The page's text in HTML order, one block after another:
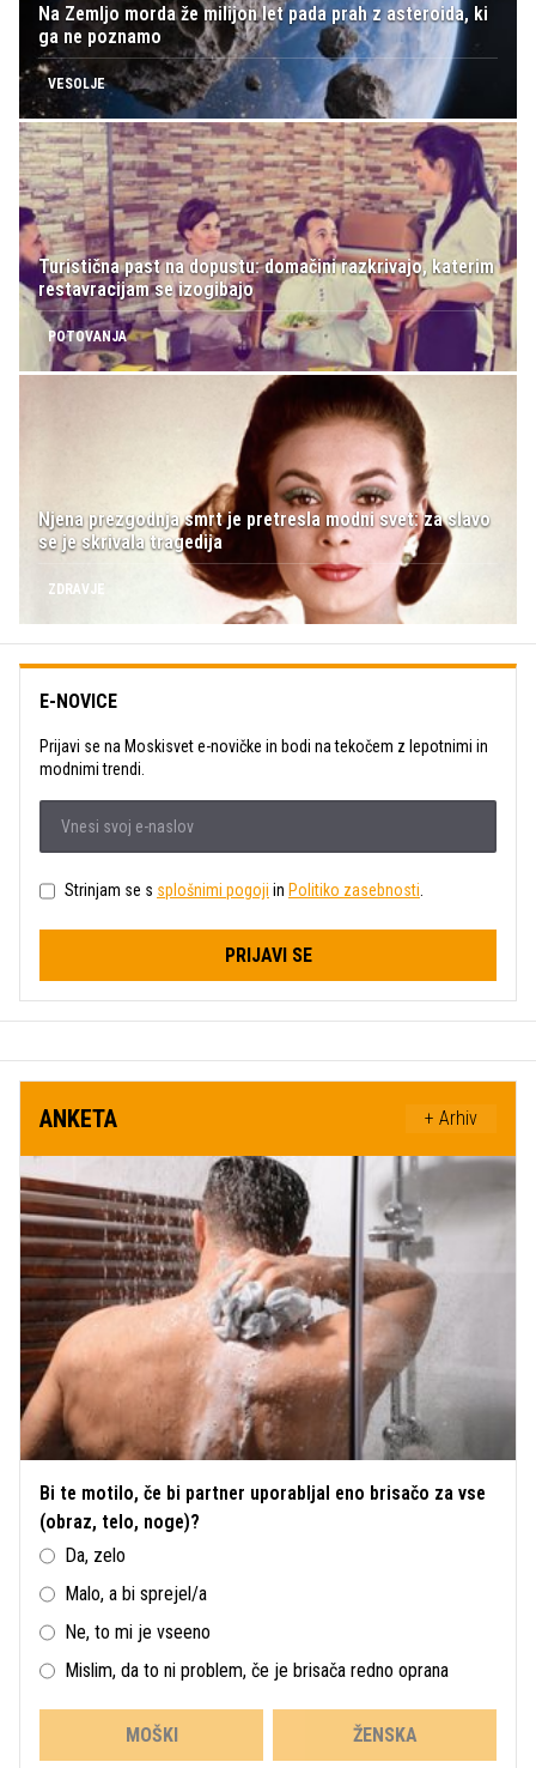
Na Zemljo morda že milijon let pada prah z asteroida, ki
ga ne poznamo
VESOLJE
Turistična past na dopustu: domačini razkrivajo, katerim
restavracijam se izogibajo
POTOVANJA
Njena prezgodnja smrt je pretresla modni svet: za slavo
se je skrivala tragedija
ZDRAVJE
E-NOVICE
Prijavi se na Moskisvet e-novičke in bodi na tekočem z lepotnimi in
modnimi trendi.
Strinjam se s splošnimi pogoji in Politiko zasebnosti.
PRIJAVI SE
ANKETA + Arhiv
Bi te motilo, če bi partner uporabljal eno brisačo za vse
(obraz, telo, noge)?
Da, zelo
Malo, a bi sprejel/a
Ne, to mi je vseeno
Mislim, da to ni problem, če je brisača redno oprana
MOŠKI ŽENSKA